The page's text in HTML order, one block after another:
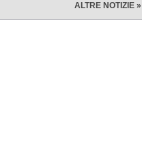
ALTRE NOTIZIE »